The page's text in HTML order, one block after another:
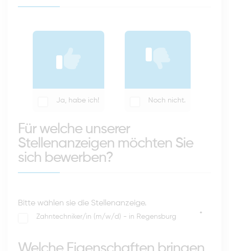
Ja, habe ich! Noch nicht.
Für welche unserer
Stellenanzeigen möchten Sie
sich bewerben?
Bitte wählen sie die Stellenanzeige.
Zahntechniker/in (m/w/d) - in Regensburg *